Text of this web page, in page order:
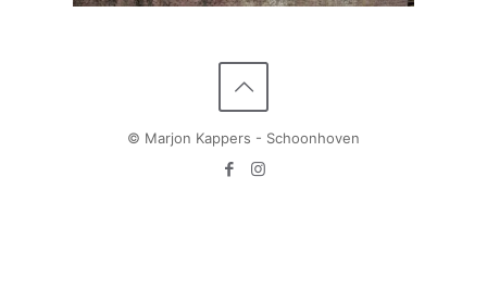
© Marjon Kappers - Schoonhoven